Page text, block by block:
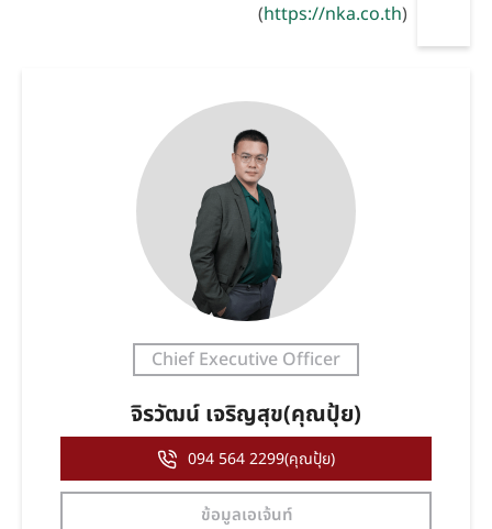
(https://nka.co.th)
Chief Executive Officer
จิรวัฒน์ เจริญสุข(คุณปุ้ย)
094 564 2299(คุณปุ้ย)
ข้อมูลเอเจ้นท์